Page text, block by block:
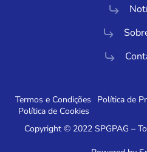
Termos e Condições
Política de
Política de Cookies
Copyright © 2022 SPGPAG –